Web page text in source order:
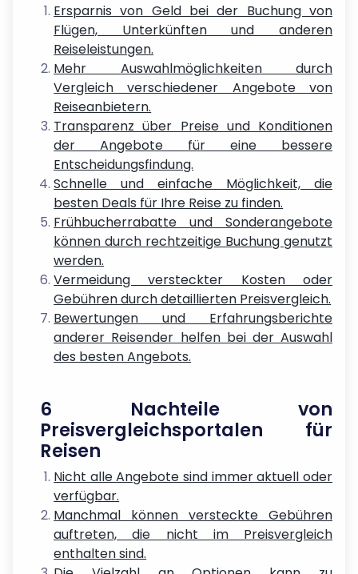
Ersparnis von Geld bei der Buchung von
Flügen, Unterkünften und anderen
Reiseleistungen.
Mehr Auswahlmöglichkeiten durch
Vergleich verschiedener Angebote von
Reiseanbietern.
Transparenz über Preise und Konditionen
der Angebote für eine bessere
Entscheidungsfindung.
Schnelle und einfache Möglichkeit, die
besten Deals für Ihre Reise zu finden.
Frühbucherrabatte und Sonderangebote
können durch rechtzeitige Buchung genutzt
werden.
Vermeidung versteckter Kosten oder
Gebühren durch detaillierten Preisvergleich.
Bewertungen und Erfahrungsberichte
anderer Reisender helfen bei der Auswahl
des besten Angebots.
6 Nachteile von
Preisvergleichsportalen für
Reisen
Nicht alle Angebote sind immer aktuell oder
verfügbar.
Manchmal können versteckte Gebühren
auftreten, die nicht im Preisvergleich
enthalten sind.